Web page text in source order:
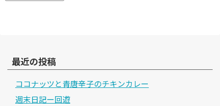
最近の投稿
ココナッツと青唐辛子のチキンカレー
週末日記ー回遊